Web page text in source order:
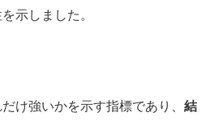
示しました。
け強いかを示す指標であり、 結